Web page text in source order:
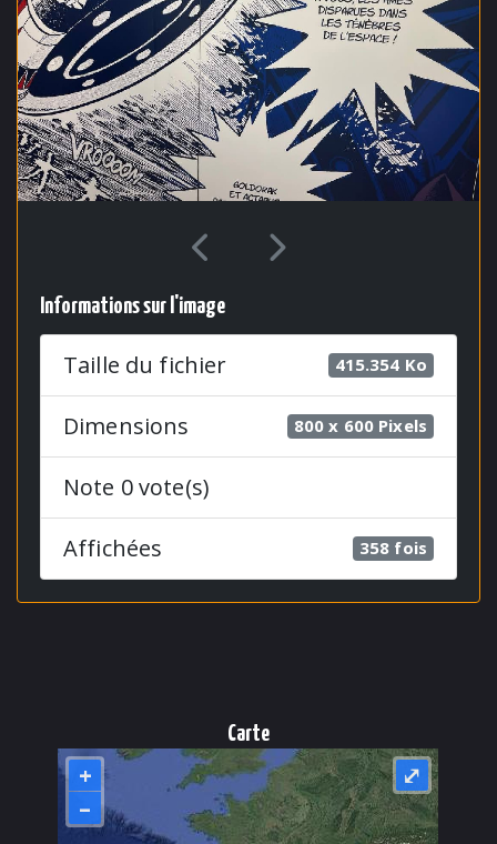
Informations sur l'image
Taille du fichier 415.354 Ko
Dimensions 800 x 600 Pixels
Note 0 vote(s)
Affichées 358 fois
Carte
+
–
⤢